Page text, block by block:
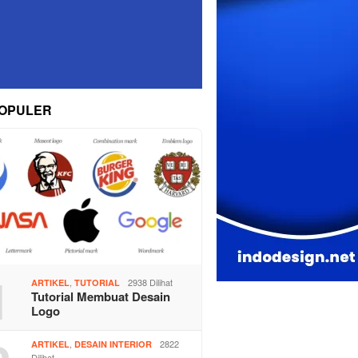
ARTIKEL ,TUTORIAL 2938 Dilihat
Tutorial Membuat Desain
Logo
ARTIKEL ,DESAIN INTERIOR
2822